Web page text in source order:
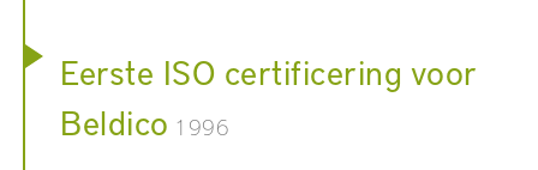
Eerste ISO certificering voor
Beldico 1996